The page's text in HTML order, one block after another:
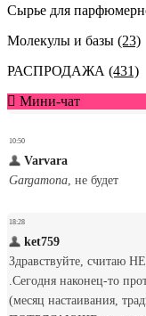
Сырье для
Молекулы и базы (23)
РАСПРОДАЖА (431)
Мини-чат